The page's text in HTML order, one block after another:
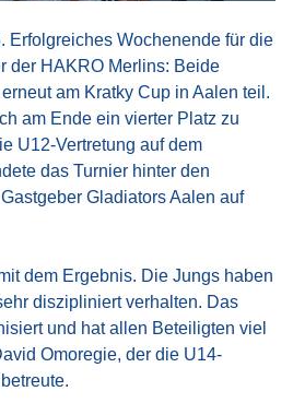
Erfolgreiches Wochenende für die
der HAKRO Merlins: Beide
am Kratky Cup in Aalen teil.
am Ende ein vierter Platz zu
U12-Vertretung auf dem
das Turnier hinter den
Gladiators Aalen auf
dem Ergebnis. Die Jungs haben
diszipliniert verhalten. Das
und hat allen Beteiligten viel
Omoregie, der die U14-